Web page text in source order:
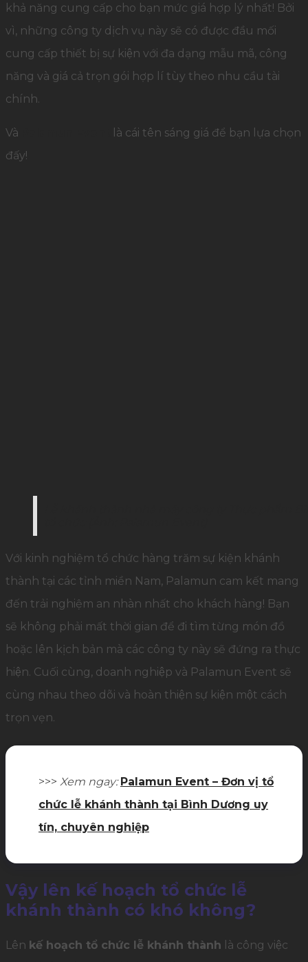
khả năng cung cấp cho bạn mức giá hợp lý nhất! Bởi
vì, những công ty dịch vụ này sẽ có được đầu mối
cung cấp thiết bị sự kiện với đa dạng mẫu mã, công
năng và giá cả trọn gói hợp lí tùy theo nhu cầu tài
chính.
Và
là cái tên sáng giá để bạn lựa chọn
đấy!
Với kinh nghiệm tổ chức hàng trăm sự kiện khánh
thành tại các tỉnh miền Nam, Palamun cam kết mang
đến trải nghiệm an nhàn nhất cho khách hàng! Bạn
sẽ không phải mất thời gian để đi tìm từng món đồ
hoặc lên kịch bản mà các công ty này sẽ đứng ra thực
hiện. Cuối cùng, doanh nghiệp và Palamun Event sẽ
cùng nhau theo dõi và hoàn thiện sự kiện một cách
trọn vẹn.
>>> Xem ngay: Palamun Event – Đơn vị tổ
chức lễ khánh thành tại Bình Dương uy
tín, chuyên nghiệp
Vậy lên kế hoạch tổ chức lễ
khánh thành có khó không?
Lên kế hoạch tổ chức lễ khánh thành là công việc